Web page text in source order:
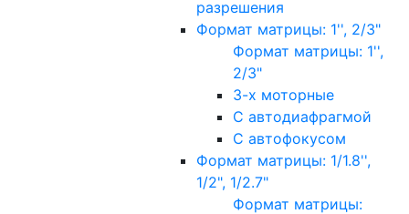
разрешения
Формат матрицы: 1'', 2/3"
Формат матрицы: 1'',
2/3"
3-х моторные
С автодиафрагмой
С автофокусом
Формат матрицы: 1/1.8'',
1/2", 1/2.7"
Формат матрицы: